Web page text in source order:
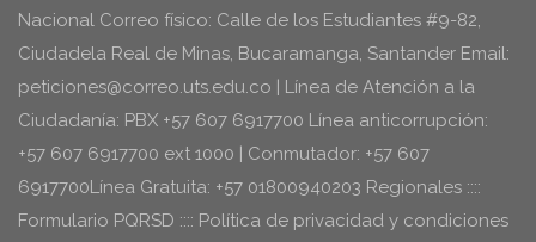
Nacional Correo físico: Calle de los Estudiantes #9-82,
Ciudadela Real de Minas, Bucaramanga, Santander Email:
peticiones@correo.uts.edu.co | Línea de Atención a la
Ciudadanía: PBX +57 607 6917700 Línea anticorrupción:
+57 607 6917700 ext 1000 | Conmutador: +57 607
6917700Línea Gratuita: +57 01800940203 Regionales ::::
Formulario PQRSD :::: Política de privacidad y condiciones